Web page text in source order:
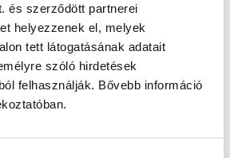
és szerződött partnerei
helyezzenek el, melyek
tett látogatásának adatait
szóló hirdetések
felhasználják. Bővebb információ